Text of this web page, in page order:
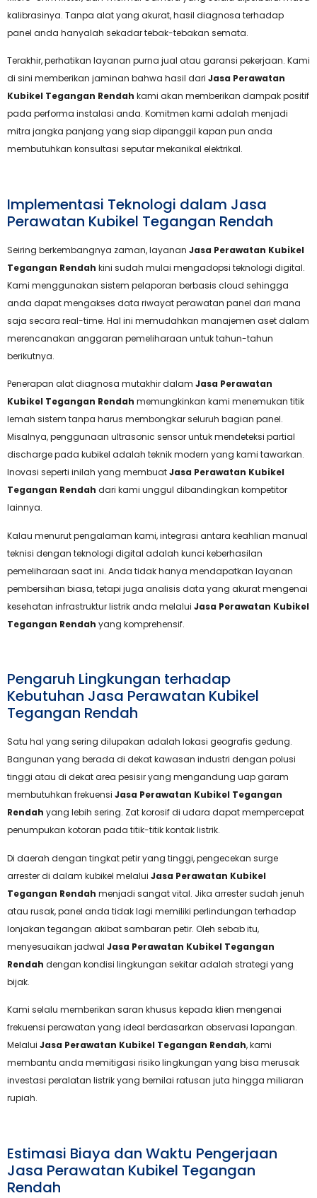
kalibrasinya. Tanpa alat yang akurat, hasil diagnosa terhadap
panel anda hanyalah sekadar tebak-tebakan semata.
Terakhir, perhatikan layanan purna jual atau garansi pekerjaan. Kami
di sini memberikan jaminan bahwa hasil dari Jasa Perawatan
Kubikel Tegangan Rendah kami akan memberikan dampak positif
pada performa instalasi anda. Komitmen kami adalah menjadi
mitra jangka panjang yang siap dipanggil kapan pun anda
membutuhkan konsultasi seputar mekanikal elektrikal.
Implementasi Teknologi dalam Jasa
Perawatan Kubikel Tegangan Rendah
Seiring berkembangnya zaman, layanan Jasa Perawatan Kubikel
Tegangan Rendah kini sudah mulai mengadopsi teknologi digital.
Kami menggunakan sistem pelaporan berbasis cloud sehingga
anda dapat mengakses data riwayat perawatan panel dari mana
saja secara real-time. Hal ini memudahkan manajemen aset dalam
merencanakan anggaran pemeliharaan untuk tahun-tahun
berikutnya.
Penerapan alat diagnosa mutakhir dalam Jasa Perawatan
Kubikel Tegangan Rendah memungkinkan kami menemukan titik
lemah sistem tanpa harus membongkar seluruh bagian panel.
Misalnya, penggunaan ultrasonic sensor untuk mendeteksi partial
discharge pada kubikel adalah teknik modern yang kami tawarkan.
Inovasi seperti inilah yang membuatJasa Perawatan Kubikel
Tegangan Rendah dari kami unggul dibandingkan kompetitor
lainnya.
Kalau menurut pengalaman kami, integrasi antara keahlian manual
teknisi dengan teknologi digital adalah kunci keberhasilan
pemeliharaan saat ini. Anda tidak hanya mendapatkan layanan
pembersihan biasa, tetapi juga analisis data yang akurat mengenai
kesehatan infrastruktur listrik anda melalui Jasa Perawatan Kubikel
Tegangan Rendah yang komprehensif.
Pengaruh Lingkungan terhadap
Kebutuhan Jasa Perawatan Kubikel
Tegangan Rendah
Satu hal yang sering dilupakan adalah lokasi geografis gedung.
Bangunan yang berada di dekat kawasan industri dengan polusi
tinggi atau di dekat area pesisir yang mengandung uap garam
membutuhkan frekuensi Jasa Perawatan Kubikel Tegangan
Rendah yang lebih sering. Zat korosif di udara dapat mempercepat
penumpukan kotoran pada titik-titik kontak listrik.
Di daerah dengan tingkat petir yang tinggi, pengecekan surge
arrester di dalam kubikel melalui Jasa Perawatan Kubikel
Tegangan Rendah menjadi sangat vital. Jika arrester sudah jenuh
atau rusak, panel anda tidak lagi memiliki perlindungan terhadap
lonjakan tegangan akibat sambaran petir. Oleh sebab itu,
menyesuaikan jadwal Jasa Perawatan Kubikel Tegangan
Rendah dengan kondisi lingkungan sekitar adalah strategi yang
bijak.
Kami selalu memberikan saran khusus kepada klien mengenai
frekuensi perawatan yang ideal berdasarkan observasi lapangan.
Melalui Jasa Perawatan Kubikel Tegangan Rendah, kami
membantu anda memitigasi risiko lingkungan yang bisa merusak
investasi peralatan listrik yang bernilai ratusan juta hingga miliaran
rupiah.
Estimasi Biaya dan Waktu Pengerjaan
Jasa Perawatan Kubikel Tegangan
Rendah